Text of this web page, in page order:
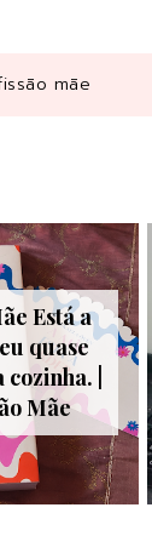
mãe
Está a
quase
|
Mãe